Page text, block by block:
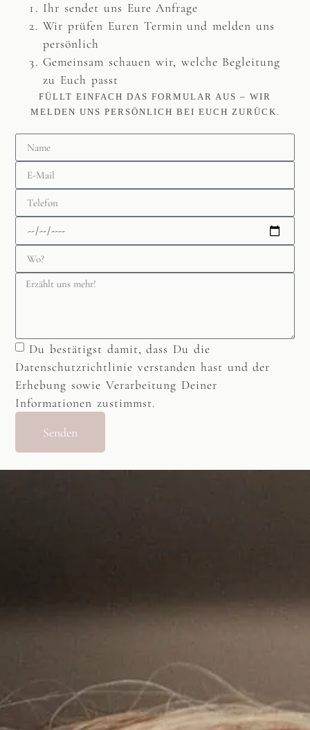
Ihr sendet uns Eure Anfrage
Wir prüfen Euren Termin und melden uns
persönlich
Gemeinsam schauen wir, welche Begleitung
zu Euch passt
FÜLLT EINFACH DAS FORMULAR AUS – WIR
MELDEN UNS PERSÖNLICH BEI EUCH ZURÜCK.
Du bestätigst damit, dass Du die
Datenschutzrichtlinie verstanden hast und der
Erhebung sowie Verarbeitung Deiner
Informationen zustimmst.
Senden